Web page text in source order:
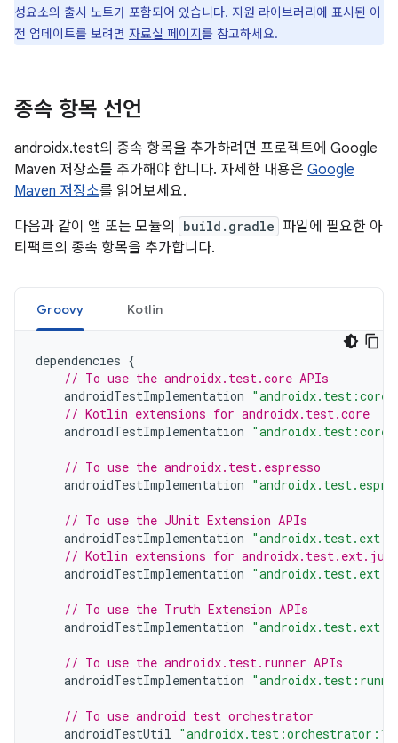
성요소의 출시 노트가 포함되어 있습니다. 지원 라이브러리에 표시된 이
전 업데이트를 보려면 자료실 페이지를 참고하세요.
종속 항목 선언
androidx.test의 종속 항목을 추가하려면 프로젝트에 Google
Maven 저장소를 추가해야 합니다. 자세한 내용은 Google
Maven 저장소를 읽어보세요.
다음과 같이 앱 또는 모듈의
build.gradle 파일에 필요한 아
티팩트의 종속 항목을 추가합니다.
Groovy Kotlin
dependencies {
// To use the androidx.test.core APIs
androidTestImplementation
// Kotlin extensions for androidx.test.core
androidTestImplementation
// To use the androidx.test.espresso
androidTestImplementation
// To use the JUnit Extension APIs
androidTestImplementation
// Kotlin extensions for
androidTestImplementation
// To use the Truth Extension APIs
androidTestImplementation
// To use the androidx.test.runner APIs
androidTestImplementation
// To use android test orchestrator
androidTestUtil